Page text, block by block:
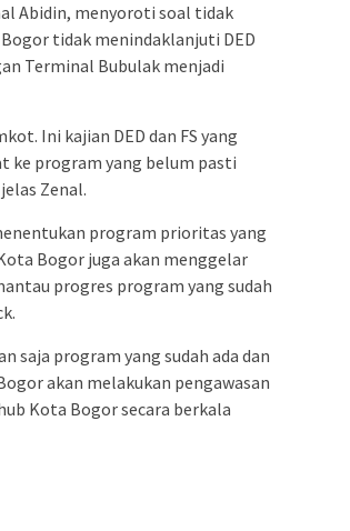
Abidin, menyoroti soal tidak
tidak menindaklanjuti DED
Terminal Bubulak menjadi
Ini kajian DED dan FS yang
ke program yang belum pasti
Zenal.
program prioritas yang
Bogor juga akan menggelar
progres program yang sudah
saja program yang sudah ada dan
akan melakukan pengawasan
Kota Bogor secara berkala